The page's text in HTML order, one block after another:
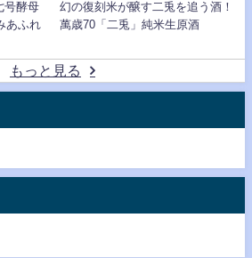
号酵母
あふれ
幻の復刻米が醸す二兎を追う酒！
萬歳70「二兎」純米生原酒
もっと見る